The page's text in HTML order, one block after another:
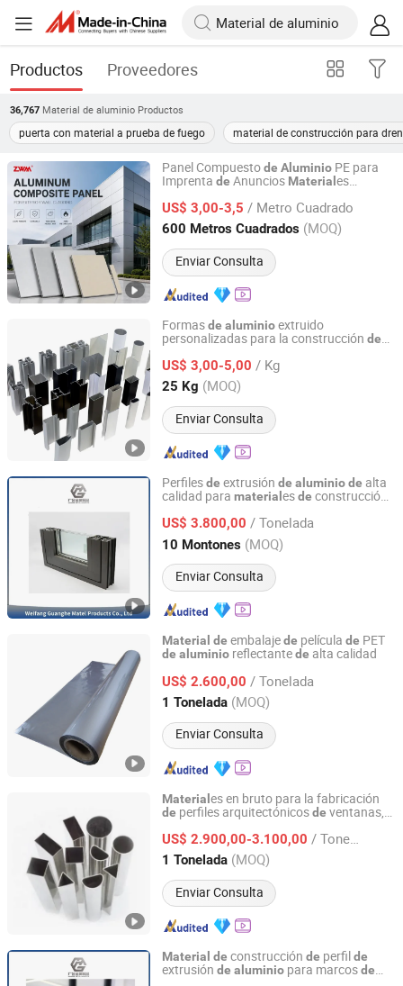
Productos Proveedores
36,767 Material de aluminio Productos
puerta con material a prueba de fuego material de construcción para
Panel Compuestode Aluminio PE para
Imprenta de Anuncios Material es
US$ 3,00-3,5 / Metro Cuadrado
600 Metros Cuadrados (MOQ)
Enviar Consulta
Henan Jixiang Industry Co., Ltd.
Henan, China Desde 2017
Formasde aluminioextruido
personalizadas para la construcción de
US$ 3,00-5,00 / Kg
25 Kg (MOQ)
Enviar Consulta
Guangdong Jinhuahai Aluminum Co., Ltd.
Guangdong, China Desde 2024
Perfilesde extrusión de aluminiode alta
calidad para material esde construcción
US$ 3.800,00 / Tonelada
10 Montones (MOQ)
Enviar Consulta
Weifang Guanghe Metal Products Co., Ltd
Shandong, China Desde 2023
Material de embalajede película de PET
de aluminio reflectantede alta calidad
US$ 2.600,00 / Tonelada
1 Tonelada (MOQ)
Enviar Consulta
Zhejiang Shuangyin Science And Technology Co., Ltd.
Zhejiang, China Desde 2019
Materiales en bruto para la fabricación
de perfiles arquitectónicosde ventanas,
aluminio
US$ 2.900,00-3.100,00 / Tonelada
1 Tonelada (MOQ)
Enviar Consulta
Shanghai Bozhong Metal Group Co., Ltd.
Shanghai, China Desde 2016
Material de construcción de perfilde
extrusión de aluminio para marcosde
Weifang Guanghe Metal Products Co., Ltd